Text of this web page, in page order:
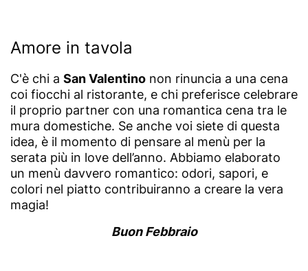
Amore in tavola
C'è chi a San Valentino non rinuncia a una cena
coi fiocchi al ristorante, e chi preferisce celebrare
il proprio partner con una romantica cena tra le
mura domestiche. Se anche voi siete di questa
idea, è il momento di pensare al menù per la
serata più in love dell’anno. Abbiamo elaborato
un menù davvero romantico: odori, sapori, e
colori nel piatto contribuiranno a creare la vera
magia!
Buon Febbraio